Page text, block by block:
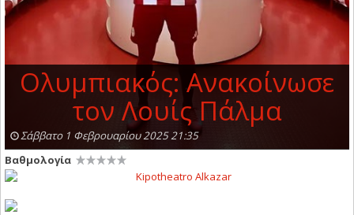
Ολυμπιακός: Ανακοίνωσε
τον Λουίς Πάλμα
Σάββατο 1 Φεβρουαρίου 2025 21:35
Βαθμολογία